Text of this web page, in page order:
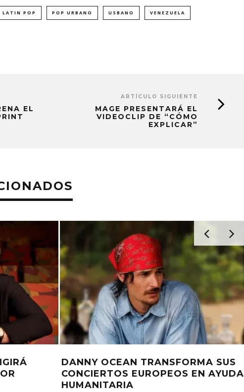
LATIN POP POP URBANO USBANO VENEZUELA
EL
ARTÍCULO SIGUIENTE
MAGE PRESENTARÁ EL
VIDEOCLIP DE “CÓMO
EXPLICAR”
DANNY OCEAN TRANSFORMA SUS
CONCIERTOS EUROPEOS EN AYUDA
HUMANITARIA